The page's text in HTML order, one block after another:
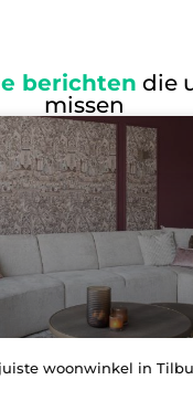
berichten die
missen
woonwinkel in